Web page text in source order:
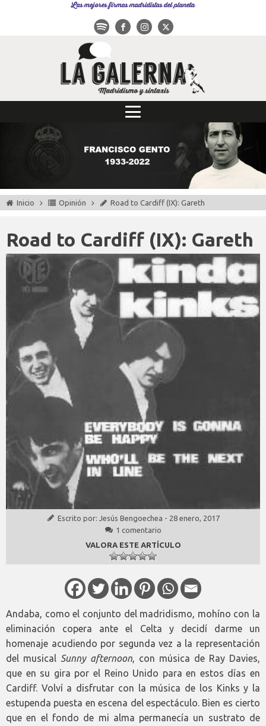
Las mejores firmas madridistas del planeta
Inicio Opinión Road to Cardiff (IX): Gareth
Road to Cardiff (IX): Gareth
Escrito por: Jesús Bengoechea - 28 enero, 2017
1 comentario
VALORA ESTE ARTÍCULO
Andaba, como el conjunto del madridismo, mohíno con la
eliminación copera ante el Celta y decidí darme un
homenaje acudiendo por segunda vez a la representación
del musical
Sunny afternoon , con música de Ray Davies,
que en su gira por el Reino Unido para en estos días en
Cardiff. Volví a disfrutar con la música de los Kinks y la
estupenda puesta en escena del espectáculo. Bien es cierto
que en el fondo de mi alma permanecía un sustrato de